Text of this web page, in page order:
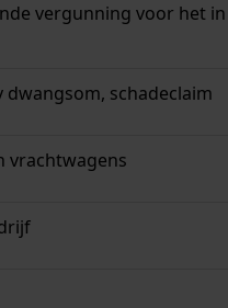
vergunning voor het
schadeclaim
vrachtwagens